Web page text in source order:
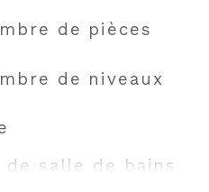
de pièces
de niveaux
de salle de bains